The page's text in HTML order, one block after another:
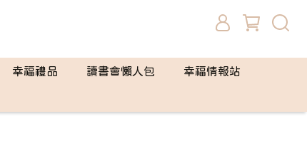
幸福禮品 讀書會懶人包 幸福情報站